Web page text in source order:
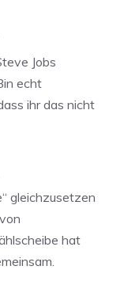
Jobs
echt
ihr das nicht
gleichzusetzen
hat